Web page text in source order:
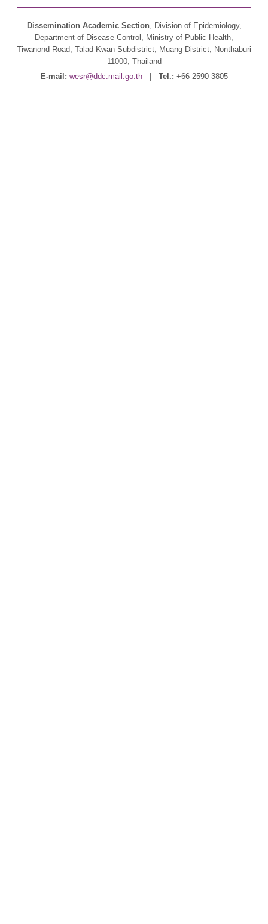
Dissemination Academic Section, Division of Epidemiology,
Department of Disease Control, Ministry of Public Health,
Tiwanond Road, Talad Kwan Subdistrict, Muang District, Nonthaburi
11000, Thailand
E-mail: wesr@ddc.mail.go.th| Tel.: +66 2590 3805